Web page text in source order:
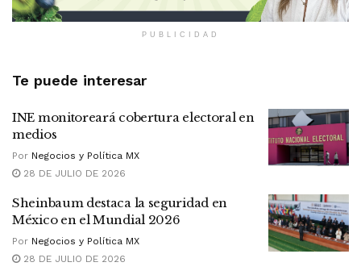
PUBLICIDAD
Te puede interesar
INE monitoreará cobertura electoral en
medios
Por Negocios y Política MX
28 DE JULIO DE 2026
Sheinbaum destaca la seguridad en
México en el Mundial 2026
Por Negocios y Política MX
28 DE JULIO DE 2026